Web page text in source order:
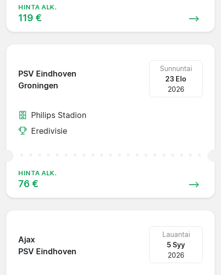
HINTA ALK.
119 €
PSV Eindhoven
Groningen
Sunnuntai
23 Elo
2026
Philips Stadion
Eredivisie
HINTA ALK.
76 €
Ajax
PSV Eindhoven
Lauantai
5 Syy
2026